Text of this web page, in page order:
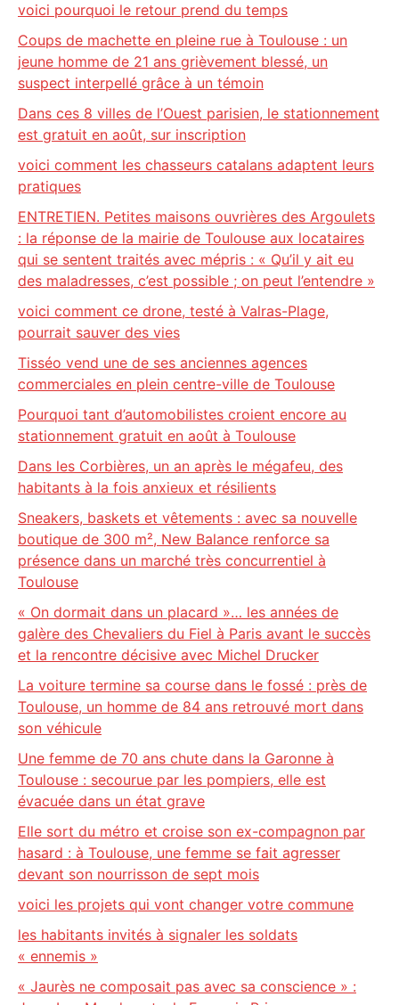
voici pourquoi le retour prend du temps
Coups de machette en pleine rue à Toulouse : un
jeune homme de 21 ans grièvement blessé, un
suspect interpellé grâce à un témoin
Dans ces 8 villes de l’Ouest parisien, le stationnement
est gratuit en août, sur inscription
voici comment les chasseurs catalans adaptent leurs
pratiques
ENTRETIEN. Petites maisons ouvrières des Argoulets
: la réponse de la mairie de Toulouse aux locataires
qui se sentent traités avec mépris : « Qu’il y ait eu
des maladresses, c’est possible ; on peut l’entendre »
voici comment ce drone, testé à Valras-Plage,
pourrait sauver des vies
Tisséo vend une de ses anciennes agences
commerciales en plein centre-ville de Toulouse
Pourquoi tant d’automobilistes croient encore au
stationnement gratuit en août à Toulouse
Dans les Corbières, un an après le mégafeu, des
habitants à la fois anxieux et résilients
Sneakers, baskets et vêtements : avec sa nouvelle
boutique de 300 m², New Balance renforce sa
présence dans un marché très concurrentiel à
Toulouse
« On dormait dans un placard »… les années de
galère des Chevaliers du Fiel à Paris avant le succès
et la rencontre décisive avec Michel Drucker
La voiture termine sa course dans le fossé : près de
Toulouse, un homme de 84 ans retrouvé mort dans
son véhicule
Une femme de 70 ans chute dans la Garonne à
Toulouse : secourue par les pompiers, elle est
évacuée dans un état grave
Elle sort du métro et croise son ex-compagnon par
hasard : à Toulouse, une femme se fait agresser
devant son nourrisson de sept mois
voici les projets qui vont changer votre commune
les habitants invités à signaler les soldats
« ennemis »
« Jaurès ne composait pas avec sa conscience » :